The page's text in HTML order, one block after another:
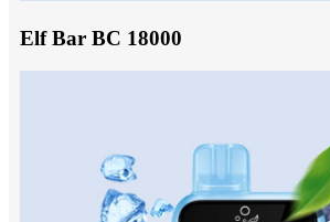
Elf Bar BC 18000